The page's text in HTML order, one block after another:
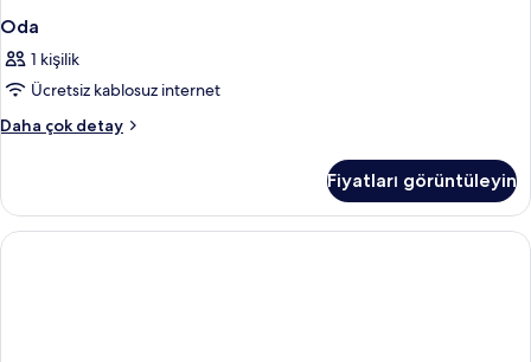
Oda
1 kişilik
Ücretsiz kablosuz internet
Daha çok detay
Oda
detay
Fiyatları görüntüleyin